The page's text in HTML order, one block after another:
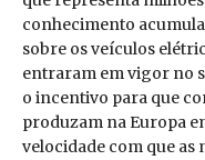
conhecimento
sobre os veículos
entraram em vigor no
o incentivo para que
produzam na Europa
velocidade com que as